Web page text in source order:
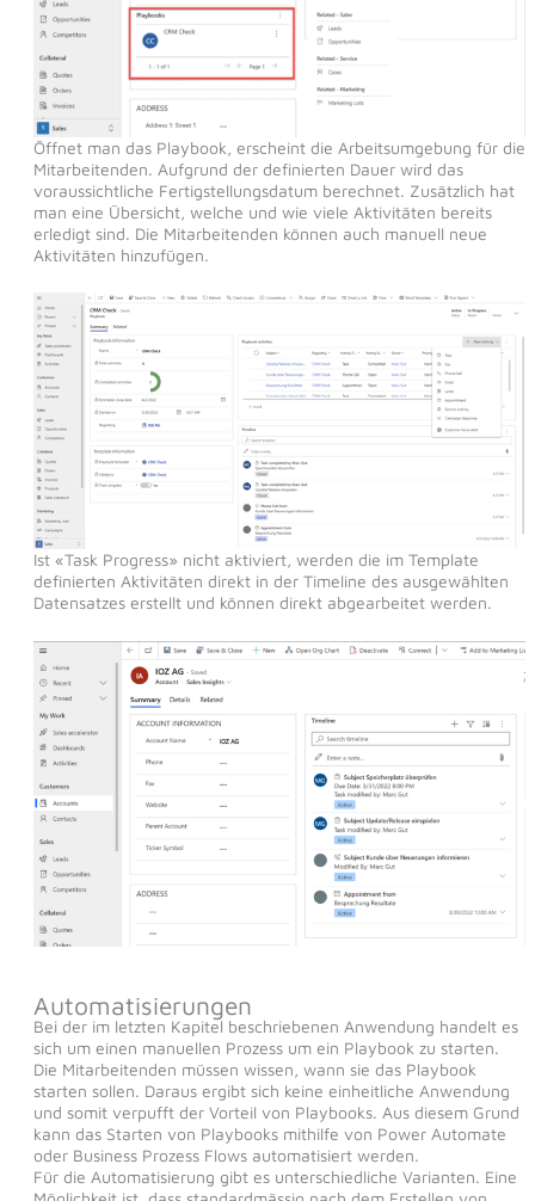
Öffnet man das Playbook, erscheint die Arbeitsumgebung für die
Mitarbeitenden. Aufgrund der definierten Dauer wird das
voraussichtliche Fertigstellungsdatum berechnet. Zusätzlich hat
man eine Übersicht, welche und wie viele Aktivitäten bereits
erledigt sind. Die Mitarbeitenden können auch manuell neue
Aktivitäten hinzufügen.
Ist «Task Progress» nicht aktiviert, werden die im Template
definierten Aktivitäten direkt in der Timeline des ausgewählten
Datensatzes erstellt und können direkt abgearbeitet werden.
Automatisierungen
Bei der im letzten Kapitel beschriebenen Anwendung handelt es
sich um einen manuellen Prozess um ein Playbook zu starten.
Die Mitarbeitenden müssen wissen, wann sie das Playbook
starten sollen. Daraus ergibt sich keine einheitliche Anwendung
und somit verpufft der Vorteil von Playbooks. Aus diesem Grund
kann das Starten von Playbooks mithilfe von Power Automate
oder Business Prozess Flows automatisiert werden.
Für die Automatisierung gibt es unterschiedliche Varianten. Eine